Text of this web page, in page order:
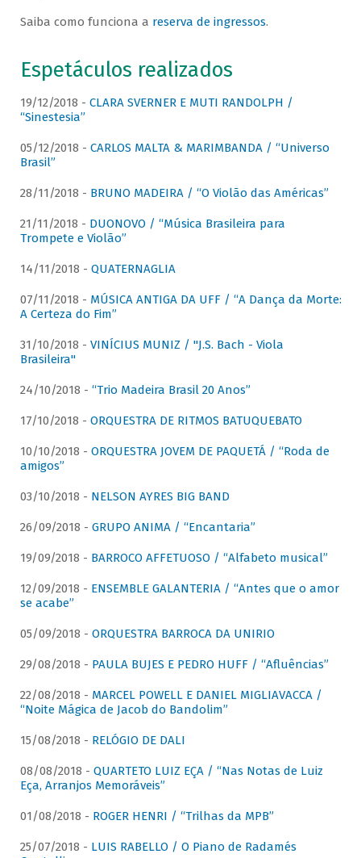
Saiba como funciona a reserva de ingressos.
Espetáculos realizados
19/12/2018 - CLARA SVERNER E MUTI RANDOLPH /
“Sinestesia”
05/12/2018 - CARLOS MALTA & MARIMBANDA / “Universo
Brasil”
28/11/2018 - BRUNO MADEIRA / “O Violão das Américas”
21/11/2018 - DUONOVO / “Música Brasileira para
Trompete e Violão”
14/11/2018 - QUATERNAGLIA
07/11/2018 - MÚSICA ANTIGA DA UFF / “A Dança da Morte:
A Certeza do Fim”
31/10/2018 - VINÍCIUS MUNIZ / "J.S. Bach - Viola
Brasileira"
24/10/2018 - “Trio Madeira Brasil 20 Anos”
17/10/2018 - ORQUESTRA DE RITMOS BATUQUEBATO
10/10/2018 - ORQUESTRA JOVEM DE PAQUETÁ / “Roda de
amigos”
03/10/2018 - NELSON AYRES BIG BAND
26/09/2018 - GRUPO ANIMA / “Encantaria”
19/09/2018 - BARROCO AFFETUOSO / “Alfabeto musical”
12/09/2018 - ENSEMBLE GALANTERIA / “Antes que o amor
se acabe”
05/09/2018 - ORQUESTRA BARROCA DA UNIRIO
29/08/2018 - PAULA BUJES E PEDRO HUFF / “Afluências”
22/08/2018 - MARCEL POWELL E DANIEL MIGLIAVACCA /
“Noite Mágica de Jacob do Bandolim”
15/08/2018 - RELÓGIO DE DALI
08/08/2018 - QUARTETO LUIZ EÇA / “Nas Notas de Luiz
Eça, Arranjos Memoráveis”
01/08/2018 - ROGER HENRI / “Trilhas da MPB”
25/07/2018 - LUIS RABELLO / O Piano de Radamés